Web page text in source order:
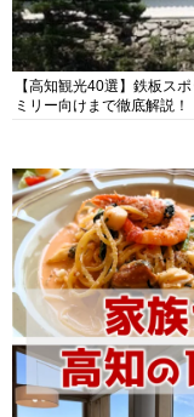
【高知観光40選】鉄板ス
ミリー向けまで徹底解説！